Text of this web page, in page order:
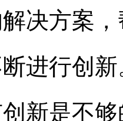
决方案
进行创
新是不